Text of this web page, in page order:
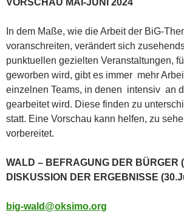
In dem Maße, wie die Arbeit der BiG-
voranschreiten, verändert sich
punktuellen gezielten Veranstaltungen,
geworben wird, gibt es immer mehr
einzelnen Teams, in denen intensiv an
gearbeitet wird. Diese finden zu
statt. Eine Vorschau kann helfen, zu
vorbereitet.
WALD – BEFRAGUNG DER BÜRGER
DISKUSSION DER ERGEBNISSE
big-wald@oksimo.org